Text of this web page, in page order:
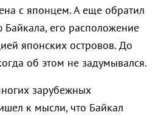
с японцем. А еще обратил
Байкала, его расположение
японских островов. До
об этом не задумывался.
зарубежных
к мысли, что Байкал